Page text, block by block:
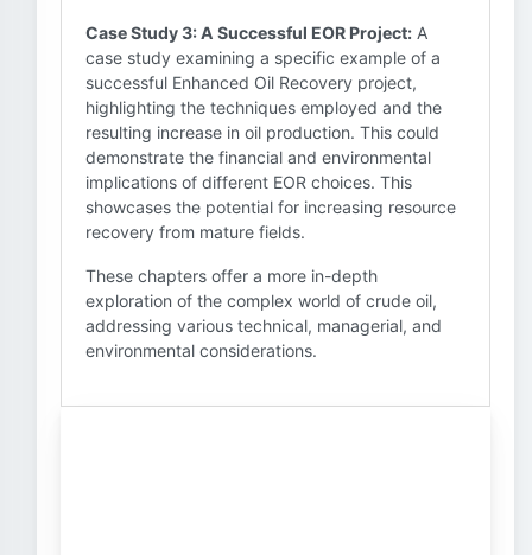
Case Study 3: A Successful EOR Project: A
case study examining a specific example of a
successful Enhanced Oil Recovery project,
highlighting the techniques employed and the
resulting increase in oil production. This could
demonstrate the financial and environmental
implications of different EOR choices. This
showcases the potential for increasing resource
recovery from mature fields.
These chapters offer a more in-depth
exploration of the complex world of crude oil,
addressing various technical, managerial, and
environmental considerations.